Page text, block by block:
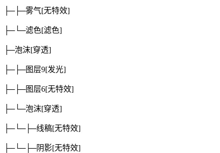
├─├─雾气[无特效]
├─└─滤色[滤色]
├─泡沫[穿透]
├─├─图层9[发光]
├─├─图层6[无特效]
├─└─泡沫[穿透]
├─└─├─线稿[无特效]
├─└─├─阴影[无特效]